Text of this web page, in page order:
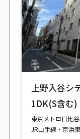
上野入谷シ
1DK(S含む
東京メトロ日比
JR山手線・京浜